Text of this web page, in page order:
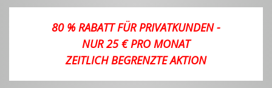
80 % RABATT FÜR PRIVATKUNDEN -
NUR 25 € PRO MONAT
ZEITLICH BEGRENZTE AKTION